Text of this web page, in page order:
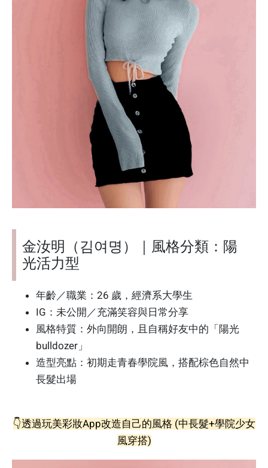
金汝明（김여명）｜風格分類：陽
光活力型
年齡／職業：26 歲，經濟系大學生
IG：未公開／充滿笑容與日常分享
風格特質：外向開朗，且自稱好友中的「陽光
bulldozer」
造型亮點：初期走青春學院風，搭配棕色自然中
長髮出場
👇透過玩美彩妝App改造自己的風格 (中長髮+學院少女
風穿搭)